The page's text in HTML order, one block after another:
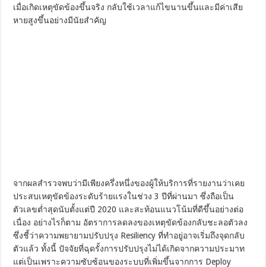
เมื่อเกิดเหตุขัดข้องขึ้นจริง กลับใช้เวลาแก้ไขนานขึ้นและมีค่าเสีย
หายสูงขึ้นอย่างมีนัยสำคัญ
จากผลสำรวจพบว่ามีเพียงครึ่งหนึ่งของผู้ให้บริการที่รายงานว่าเคย
ประสบเหตุขัดข้องระดับร้ายแรงในช่วง 3 ปีที่ผ่านมา ซึ่งถือเป็น
ตัวเลขต่ำสุดนับตั้งแต่ปี 2020 และสะท้อนแนวโน้มที่ดีขึ้นอย่างต่อ
เนื่อง อย่างไรก็ตาม อัตราการลดลงของเหตุขัดข้องกลับชะลอตัวลง
ซึ่งชี้ว่าความพยายามปรับปรุง Resiliency ที่ทำอยู่อาจเริ่มถึงจุดกลับ
ตัวแล้ว ทั้งนี้ ปัจจัยที่ฉุดรั้งการปรับปรุงไม่ได้เกิดจากความประมาท
แต่เป็นเพราะความซับซ้อนของระบบที่เพิ่มขึ้นจากการ Deploy